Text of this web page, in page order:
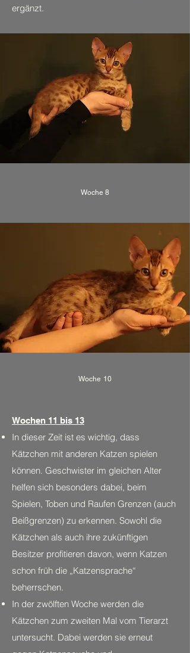
ergänzt.
Woche 8
Woche 10
Wochen 11 bis 13
In dieser Zeit ist es wichtig, dass
Kätzchen mit anderen Katzen spielen
können. Geschwister im gleichen Alter
helfen sich besonders dabei, beim
Spielen, Toben und Raufen Grenzen (auch
Beißgrenzen) zu erkennen. Sowohl die
Kätzchen als auch ihre zukünftigen
Besitzer profitieren davon, wenn Katzen
schon früh die „Katzensprache“
beherrschen.
In der zwölften Woche werden die
Kätzchen zum zweiten Mal vom Tierarzt
untersucht. Dabei werden sie erneut